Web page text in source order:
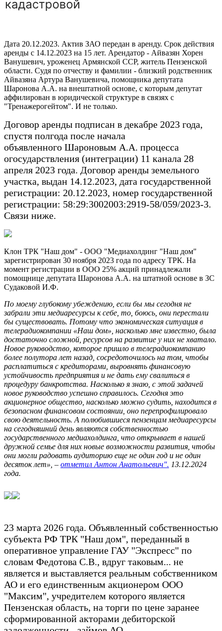
Дата 20.12.2023. Актив ЗАО передан в аренду. Срок действия
аренды с 14.12.2023 на 15 лет. Арендатор - Айвазян Хорен
Ванушевич, уроженец Армянской ССР, житель Пензенской
области. Судя по отчеству и фамилии - близкий родственник
Айвазяна Артура Ванушевича, помощника депутата
Шаронова А.А. на внештатной основе, с которым депутат
аффилирован в юридической структуре в связях с
"Тренажерогейтом". И не только.
Договор аренды подписан в декабре 2023 года,
спустя полгода после начала
объявленного Шароновым А.А. процесса
огосударствления (интеграции) 11 канала 28
апреля 2023 года. Договор аренды земельного
участка, выдан 14.12.2023, дата государственной
регистрации: 20.12.2023, номер государственной
регистрации: 58:29:3002003:2919-58/059/2023-3.
Связи ниже.
Клон ТРК "Наш дом" - ООО "Медиахолдинг "Наш дом"
зарегистрирован 30 ноября 2023 года по адресу ТРК. На
момент регистрации в ООО 25% акций принадлежали
помощнице депутата Шаронова А.А. на штатной основе в ЗС
Судаковой И.Ф.
По моему глубокому убеждению, если бы мы сегодня не
забрали эти медиаресурсы к себе, то, боюсь, они перестали
бы существовать. Потому что экономическая ситуация в
телерадиокомпании «Наш дом», насколько мне известно, была
достаточно сложной, ресурсов на развитие у них не хватало.
Новое руководство, которое пришло в телерадиокомпанию
более полутора лет назад, сосредоточилось на том, чтобы
расплатиться с кредиторами, выровнять финансовую
устойчивость предприятия и не дать ему свалиться в
процедуру банкротства. Насколько я знаю, с этой задачей
новое руководство успешно справилось. Сегодня это
акционерное общество, насколько можно судить, находится в
безопасном финансовом состоянии, оно перепрофилировало
свою деятельность. А полюбившиеся пензенцам медиаресурсы
на сегодняшний день являются собственностью
государственного медиахолдинга, что открывает в нашей
дружной семье для них новые возможности развития, чтобы
они могли радовать аудиторию еще не один год и не один
десяток лет», – отметил Антон Анатольевич". 13.12.2024
года.
23 марта 2026 года. Объявленный собственностью
субъекта РФ ТРК "Наш дом", переданный в
оперативное управление ГАУ "Экспресс" по
словам Федотова С.В., вдруг таковым... не
является и выставляется реальным собственником
АО и его единственным акционером ООО
"Максим", учредителем которого является
Пензенская область, на торги по цене заранее
сформированной акторами дебиторской